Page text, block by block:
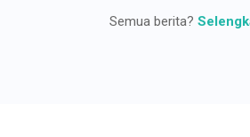
Semua berita?